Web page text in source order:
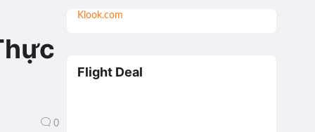
0
Klook.com
Flight Deal